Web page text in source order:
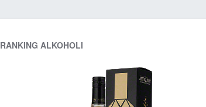
RANKING ALKOHOLI